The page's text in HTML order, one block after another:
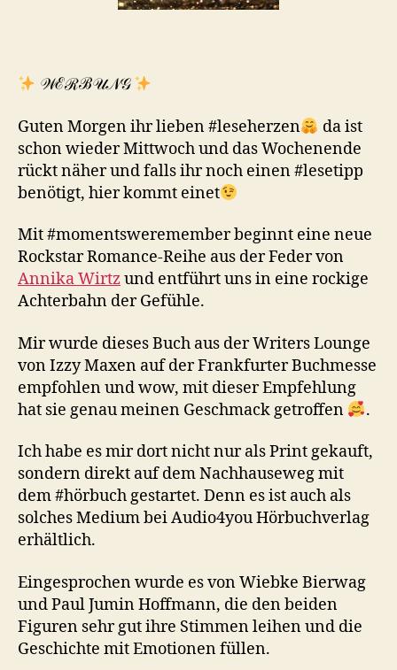
𝒲ℰℛℬ𝒰𝒩𝒢
Guten Morgen ihr lieben #leseherzen
da ist
schon wieder Mittwoch und das Wochenende
rückt näher und falls ihr noch einen #lesetipp
benötigt, hier kommt einet
Mit #momentsweremember beginnt eine neue
Rockstar Romance-Reihe aus der Feder von
Annika Wirtzund entführt uns in eine rockige
Achterbahn der Gefühle.
Mir wurde dieses Buch aus der Writers Lounge
von Izzy Maxen auf der Frankfurter Buchmesse
empfohlen und wow, mit dieser Empfehlung
hat sie genau meinen Geschmack getroffen
.
Ich habe es mir dort nicht nur als Print gekauft,
sondern direkt auf dem Nachhauseweg mit
dem #hörbuch gestartet. Denn es ist auch als
solches Medium bei Audio4you Hörbuchverlag
erhältlich.
Eingesprochen wurde es von Wiebke Bierwag
und Paul Jumin Hoffmann, die den beiden
Figuren sehr gut ihre Stimmen leihen und die
Geschichte mit Emotionen füllen.